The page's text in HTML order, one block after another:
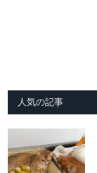
人気の記事